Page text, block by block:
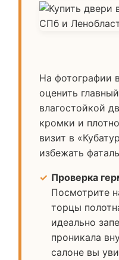
На фотографии
оценить
влагостойкой
кромки и
визит в
избежать
Проверка
Посмотрите
торцы
идеально
проникала
салоне вы